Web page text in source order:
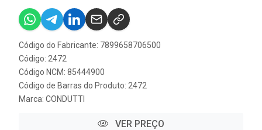
Código do Fabricante: 7899658706500
Código: 2472
Código NCM: 85444900
Código de Barras do Produto: 2472
Marca: CONDUTTI
VER PREÇO